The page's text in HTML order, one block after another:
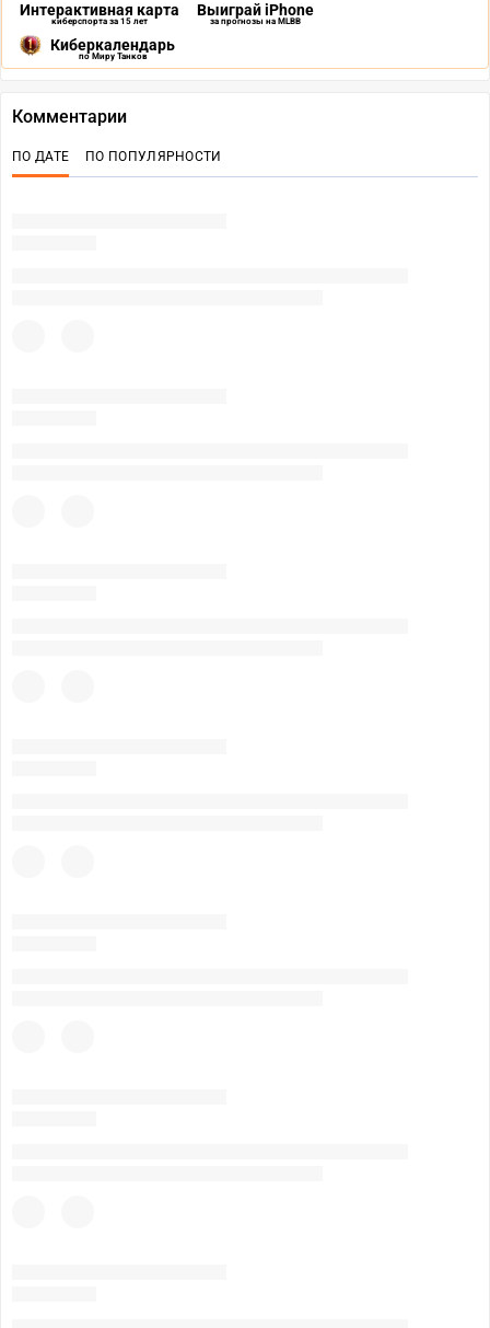
Интерактивная карта
киберспорта за 15 лет
Выиграй iPhone
за прогнозы на MLBB
Киберкалендарь
по Миру Танков
Комментарии
ПО ДАТЕ ПО ПОПУЛЯРНОСТИ